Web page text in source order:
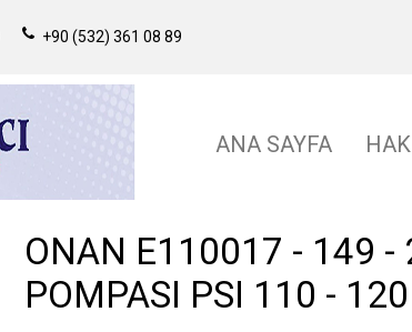
+90 (532) 361 08 89
ANA SAYFA
ONAN E110017 - 149 -
POMPASI PSI 110 - 120